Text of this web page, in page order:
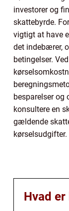
investorer og
skattebyrde.
vigtigt at have
det indebærer,
betingelser.
besparelser og
konsultere en
gældende
kørselsudgifter.
Hvad